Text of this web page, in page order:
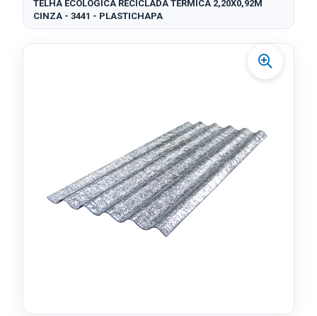
TELHA ECOLÓGICA RECICLADA TÉRMICA 2,20X0,92M
CINZA - 3441 - PLASTICHAPA